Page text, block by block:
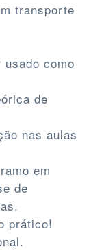
transporte
como
de
nas aulas
em
de
prático!